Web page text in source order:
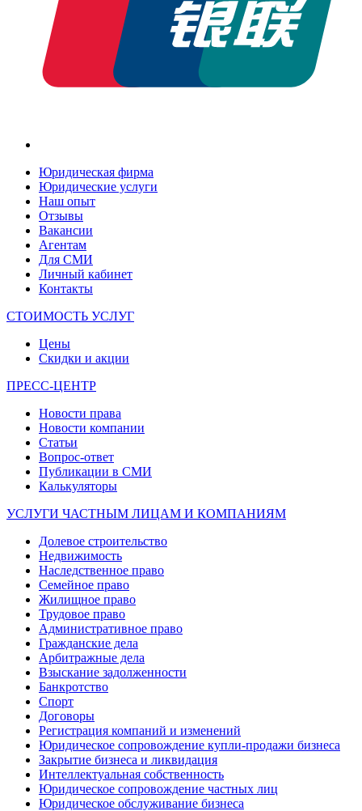
Юридическая фирма
Юридические услуги
Наш опыт
Отзывы
Вакансии
Агентам
Для СМИ
Личный кабинет
Контакты
СТОИМОСТЬ УСЛУГ
Цены
Скидки и акции
ПРЕСС-ЦЕНТР
Новости права
Новости компании
Статьи
Вопрос-ответ
Публикации в СМИ
Калькуляторы
УСЛУГИ ЧАСТНЫМ ЛИЦАМ И КОМПАНИЯМ
Долевое строительство
Недвижимость
Наследственное право
Семейное право
Жилищное право
Трудовое право
Административное право
Гражданские дела
Арбитражные дела
Взыскание задолженности
Банкротство
Спорт
Договоры
Регистрация компаний и изменений
Юридическое сопровождение купли-продажи бизнеса
Закрытие бизнеса и ликвидация
Интеллектуальная собственность
Юридическое сопровождение частных лиц
Юридическое обслуживание бизнеса